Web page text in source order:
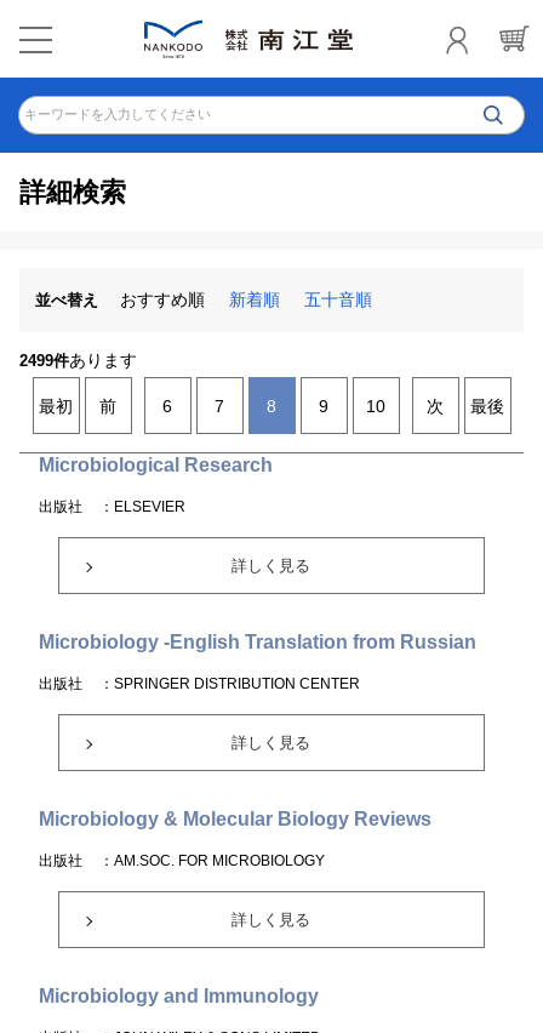
キーワードを入力してください
詳細検索
並べ替え おすすめ順 新着順 五十音順
2499件あります
最初 前 6 7 8 9 10 次 最後
Microbiological Research
出版社 ：ELSEVIER
詳しく見る
Microbiology -English Translation from Russian
出版社 ：SPRINGER DISTRIBUTION CENTER
詳しく見る
Microbiology & Molecular Biology Reviews
出版社 ：AM.SOC. FOR MICROBIOLOGY
詳しく見る
Microbiology and Immunology